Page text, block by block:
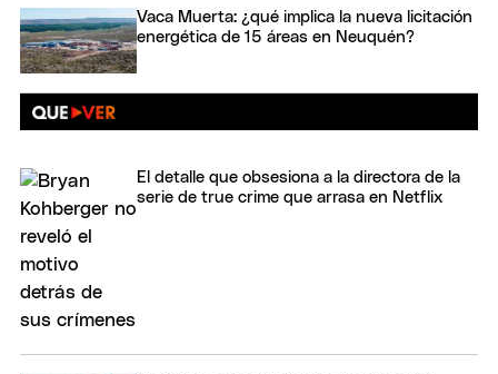
Vaca Muerta: ¿qué implica la nueva licitación
energética de 15 áreas en Neuquén?
El detalle que obsesiona a la directora de la
serie de true crime que arrasa en Netflix